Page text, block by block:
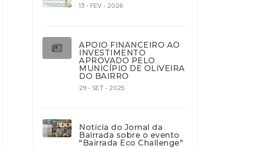
13 - FEV - 2026
APOIO FINANCEIRO AO
INVESTIMENTO
APROVADO PELO
MUNICÍPIO DE OLIVEIRA
DO BAIRRO
29 - SET - 2025
Notícia do Jornal da
Bairrada sobre o evento
"Bairrada Eco Challenge"